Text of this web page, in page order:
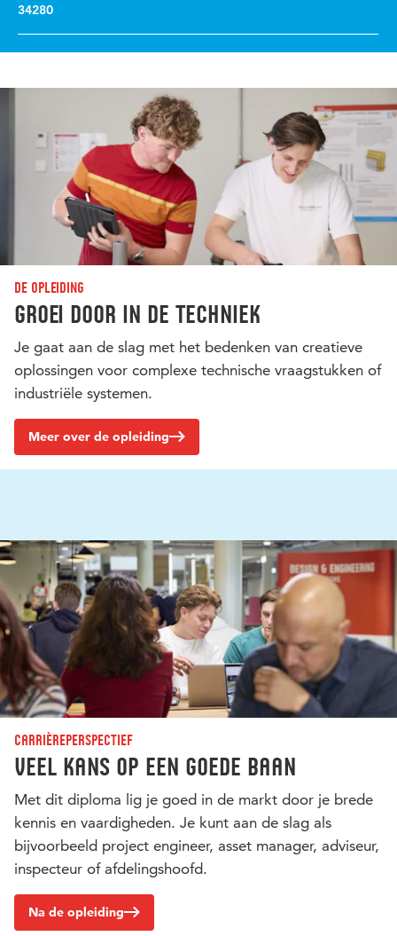
34280
De opleiding
Groei door in de techniek
Je gaat aan de slag met het bedenken van creatieve
oplossingen voor complexe technische vraagstukken of
industriële systemen.
Meer over de opleiding
Carrièreperspectief
Veel kans op een goede baan
Met dit diploma lig je goed in de markt door je brede
kennis en vaardigheden. Je kunt aan de slag als
bijvoorbeeld project engineer, asset manager, adviseur,
inspecteur of afdelingshoofd.
Na de opleiding